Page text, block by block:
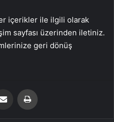
içerikler ile ilgili olarak
sayfası üzerinden iletiniz.
geri dönüş
Email'den paylaş